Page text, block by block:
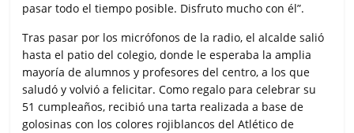
pasar todo el tiempo posible. Disfruto mucho con él”.
Tras pasar por los micrófonos de la radio, el alcalde salió
hasta el patio del colegio, donde le esperaba la amplia
mayoría de alumnos y profesores del centro, a los que
saludó y volvió a felicitar. Como regalo para celebrar su
51 cumpleaños, recibió una tarta realizada a base de
golosinas con los colores rojiblancos del Atlético de